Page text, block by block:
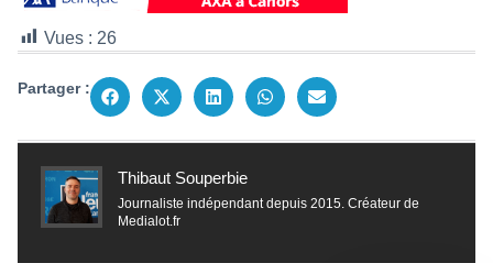
Vues : 26
Partager :
Thibaut Souperbie
Journaliste indépendant depuis 2015. Créateur de
Medialot.fr